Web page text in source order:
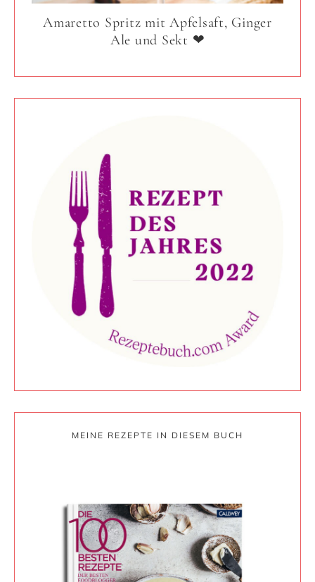
Amaretto Spritz mit Apfelsaft, Ginger
Ale und Sekt ❤
MEINE REZEPTE IN DIESEM BUCH